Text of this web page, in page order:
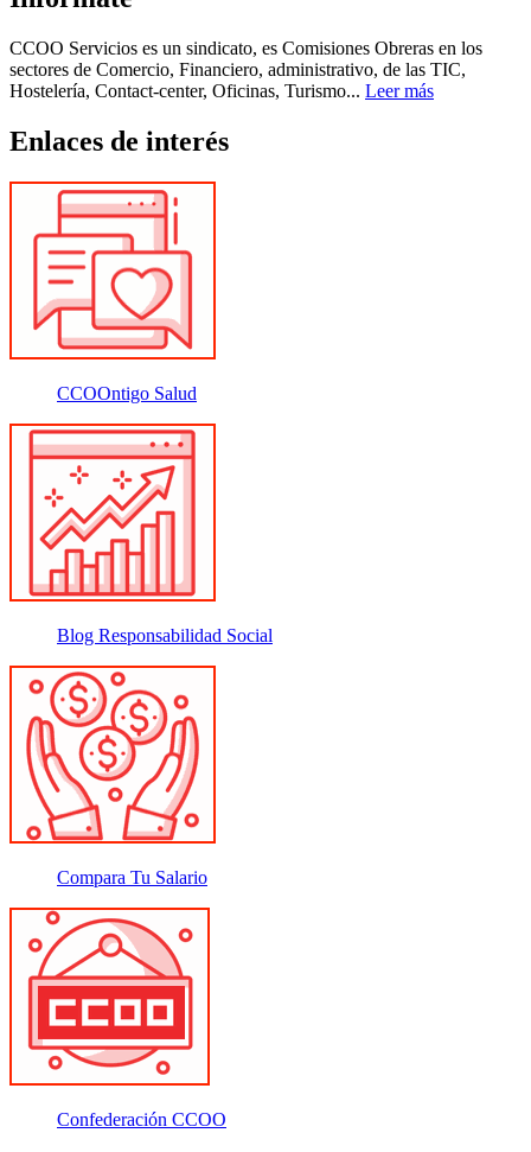
CCOO Servicios es un sindicato, es Comisiones Obreras en los
sectores de Comercio, Financiero, administrativo, de las TIC,
Hostelería, Contact-center, Oficinas, Turismo... Leer más
Enlaces de interés
CCOOntigo Salud
Blog Responsabilidad Social
Compara Tu Salario
Confederación CCOO